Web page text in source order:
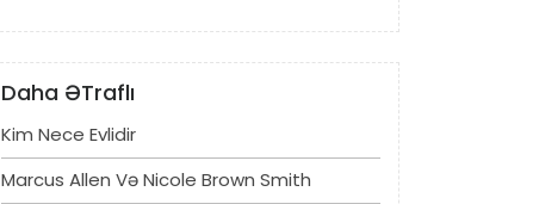
Daha ƏTraflı
Kim Nece Evlidir
Marcus Allen Və Nicole Brown Smith